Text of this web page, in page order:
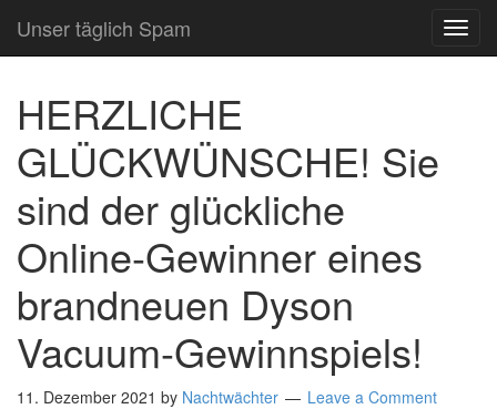
Unser täglich Spam
HERZLICHE
GLÜCKWÜNSCHE! Sie
sind der glückliche
Online-Gewinner eines
brandneuen Dyson
Vacuum-Gewinnspiels!
11. Dezember 2021 by Nachtwächter Leave a Comment